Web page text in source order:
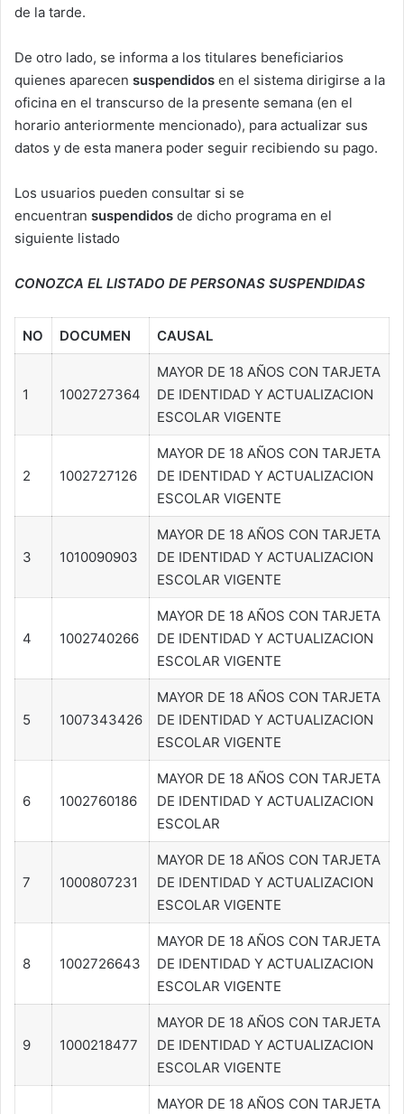
de la tarde.
De otro lado, se informa a los titulares beneficiarios
quienes aparecen suspendidos en el sistema dirigirse a la
oficina en el transcurso de la presente semana (en el
horario anteriormente mencionado), para actualizar sus
datos y de esta manera poder seguir recibiendo su pago.
Los usuarios pueden consultar si se
encuentran suspendidos de dicho programa en el
siguiente listado
CONOZCA EL LISTADO DE PERSONAS SUSPENDIDAS
NO DOCUMEN CAUSAL
1 1002727364
MAYOR DE 18 AÑOS CON TARJETA
DE IDENTIDAD Y ACTUALIZACION
ESCOLAR VIGENTE
2 1002727126
MAYOR DE 18 AÑOS CON TARJETA
DE IDENTIDAD Y ACTUALIZACION
ESCOLAR VIGENTE
3 1010090903
MAYOR DE 18 AÑOS CON TARJETA
DE IDENTIDAD Y ACTUALIZACION
ESCOLAR VIGENTE
4 1002740266
MAYOR DE 18 AÑOS CON TARJETA
DE IDENTIDAD Y ACTUALIZACION
ESCOLAR VIGENTE
5 1007343426
MAYOR DE 18 AÑOS CON TARJETA
DE IDENTIDAD Y ACTUALIZACION
ESCOLAR VIGENTE
6 1002760186
MAYOR DE 18 AÑOS CON TARJETA
DE IDENTIDAD Y ACTUALIZACION
ESCOLAR
7 1000807231
MAYOR DE 18 AÑOS CON TARJETA
DE IDENTIDAD Y ACTUALIZACION
ESCOLAR VIGENTE
8 1002726643
MAYOR DE 18 AÑOS CON TARJETA
DE IDENTIDAD Y ACTUALIZACION
ESCOLAR VIGENTE
9 1000218477
MAYOR DE 18 AÑOS CON TARJETA
DE IDENTIDAD Y ACTUALIZACION
ESCOLAR VIGENTE
MAYOR DE 18 AÑOS CON TARJETA